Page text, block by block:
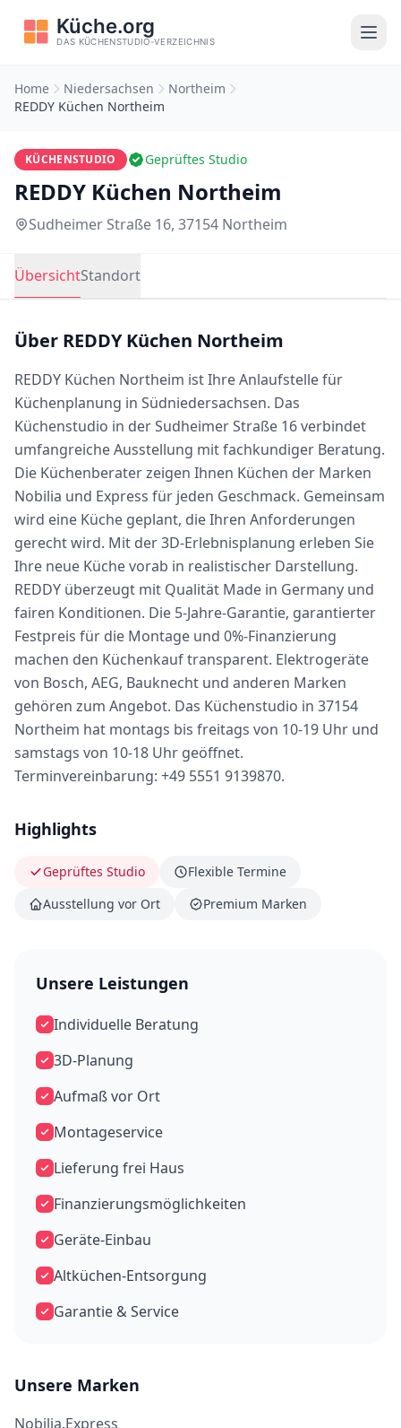
Home Niedersachsen
Northeim
REDDY Küchen Northeim
KÜCHENSTUDIO Geprüftes Studio
REDDY Küchen Northeim
Sudheimer Straße 16, 37154 Northeim
ÜbersichtStandort
Über REDDY Küchen Northeim
REDDY Küchen Northeim ist Ihre Anlaufstelle für
Küchenplanung in Südniedersachsen. Das
Küchenstudio in der Sudheimer Straße 16 verbindet
umfangreiche Ausstellung mit fachkundiger Beratung.
Die Küchenberater zeigen Ihnen Küchen der Marken
Nobilia und Express für jeden Geschmack. Gemeinsam
wird eine Küche geplant, die Ihren Anforderungen
gerecht wird. Mit der 3D-Erlebnisplanung erleben Sie
Ihre neue Küche vorab in realistischer Darstellung.
REDDY überzeugt mit Qualität Made in Germany und
fairen Konditionen. Die 5-Jahre-Garantie, garantierter
Festpreis für die Montage und 0%-Finanzierung
machen den Küchenkauf transparent. Elektrogeräte
von Bosch, AEG, Bauknecht und anderen Marken
gehören zum Angebot. Das Küchenstudio in 37154
Northeim hat montags bis freitags von 10-19 Uhr und
samstags von 10-18 Uhr geöffnet.
Terminvereinbarung: +49 5551 9139870.
Highlights
Geprüftes Studio
Flexible Termine
Ausstellung vor Ort
Premium Marken
Unsere Leistungen
Individuelle Beratung
3D-Planung
Aufmaß vor Ort
Montageservice
Lieferung frei Haus
Finanzierungsmöglichkeiten
Geräte-Einbau
Altküchen-Entsorgung
Garantie & Service
Unsere Marken
Nobilia,Express